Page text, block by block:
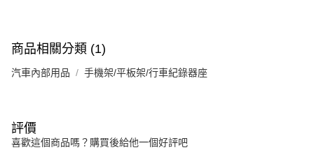
商品相關分類 (1)
汽車內部用品 手機架/平板架/行車紀錄器座
評價
喜歡這個商品嗎？購買後給他一個好評吧